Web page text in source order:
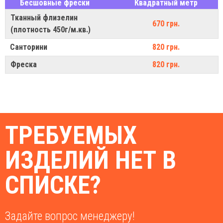
Бесшовные фрески
Квадратный метр
Тканный флизелин
(плотность 450г/м.кв.)
670 грн.
Санторини
820 грн.
Фреска
820 грн.
ТРЕБУЕМЫХ
ИЗДЕЛИЙ НЕТ В
СПИСКЕ?
Задайте вопрос менеджеру!